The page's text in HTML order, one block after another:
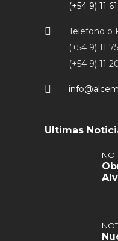
(+54 9) 11
Telefono o
(+54 9) 11
(+54 9) 11
Ultimas